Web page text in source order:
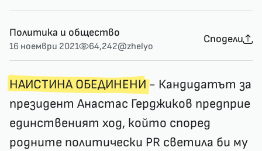
Политика и общество
16 ноември 2021 64,242@zhelyo
Сподели
НАИСТИНА ОБЕДИНЕНИ- Кандидатът за
президент Анастас Герджиков предприе
единственият ход, който според
родните политически PR светила би му